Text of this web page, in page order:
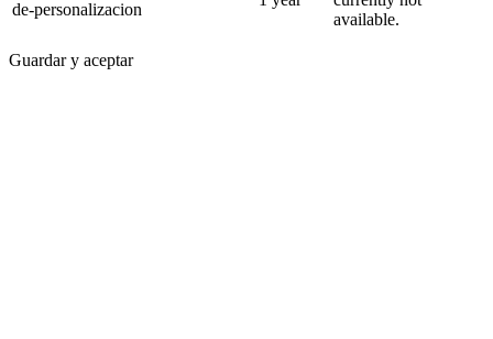
de-personalizacion
available.
Guardar y aceptar